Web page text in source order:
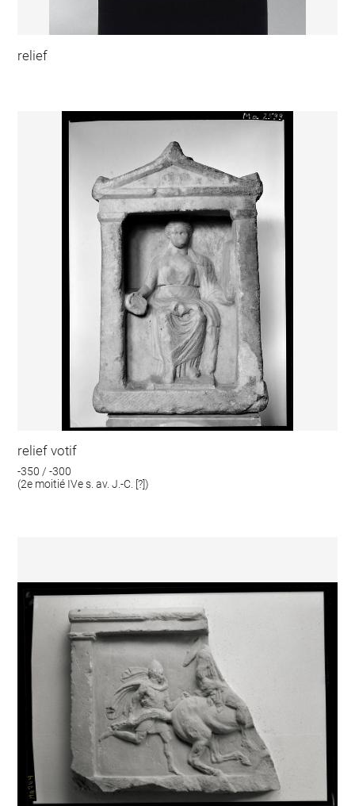
relief
relief votif
-350 / -300
(2e moitié IVe s. av. J.-C. [?])